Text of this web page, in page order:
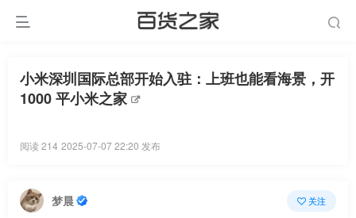
小米深圳国际总部开始入驻：上班也能看海景，开
1000 平小米之家
阅读 214 2025-07-07 22:20 发布
梦晨 关注